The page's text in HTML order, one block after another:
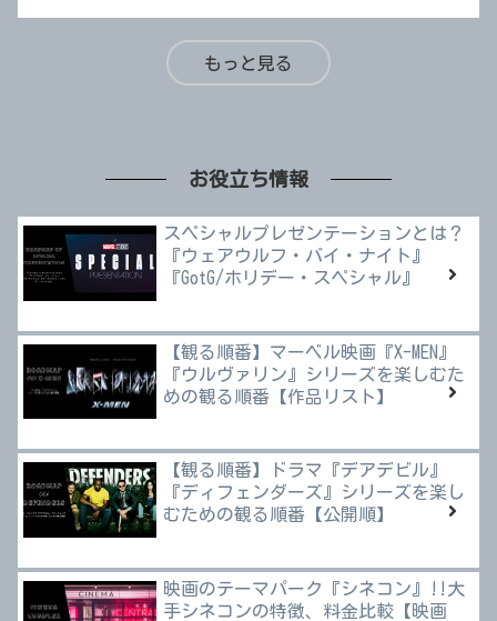
もっと見る
お役立ち情報
スペシャルプレゼンテーションとは？
『ウェアウルフ・バイ・ナイト』
『GotG/ホリデー・スペシャル』
【観る順番】マーベル映画『X-MEN』
『ウルヴァリン』シリーズを楽しむた
めの観る順番【作品リスト】
【観る順番】ドラマ『デアデビル』
『ディフェンダーズ』シリーズを楽し
むための観る順番【公開順】
映画のテーマパーク『シネコン』!!大
手シネコンの特徴、料金比較【映画